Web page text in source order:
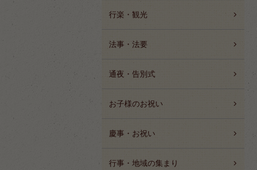
行楽・観光
法事・法要
通夜・告別式
お子様のお祝い
慶事・お祝い
行事・地域の集まり